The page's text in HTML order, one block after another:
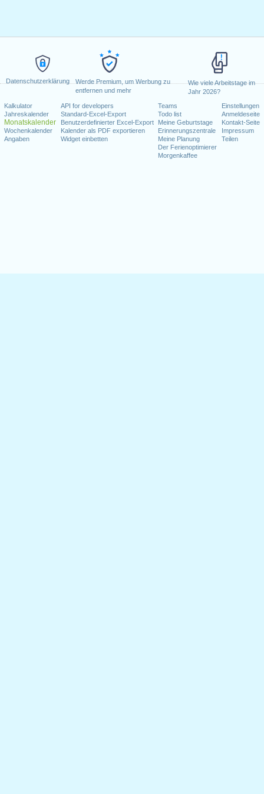
Datenschutzerklärung
Werde Premium, um Werbung zu
entfernen und mehr
Wie viele Arbeitstage im
Jahr 2026?
Kalkulator
Jahreskalender
Monatskalender
Wochenkalender
Angaben
API for developers
Standard-Excel-Export
Benutzerdefinierter Excel-Export
Kalender als PDF exportieren
Widget einbetten
Teams
Todo list
Meine Geburtstage
Erinnerungszentrale
Meine Planung
Der Ferienoptimierer
Morgenkaffee
Einstellungen
Anmeldeseite
Kontakt-Seite
Impressum
Teilen